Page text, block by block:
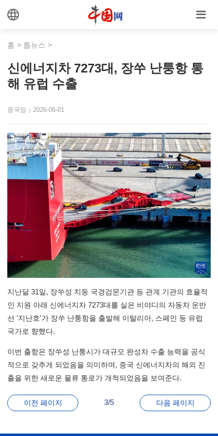
홈 > 톱뉴스 >
신에너지차 7273대, 장쑤 난퉁항 통
해 유럽 수출
중국망 | 2026-06-01
지난달 31일, 장쑤성 치둥 국경검문기관 등 관계 기관의 효율적
인 지원 아래 신에너지차 7273대를 실은 비야디의 자동차 운반
선 '지난호'가 장쑤 난퉁항을 출발해 이탈리아, 스페인 등 유럽
국가로 향했다.
이번 출항은 장쑤성 난퉁시가 대규모 완성차 수출 능력을 공식
적으로 갖추게 되었음을 의미하며, 중국 신에너지차의 해외 진
출을 위한 새로운 물류 통로가 개척되었음을 보여준다.
이전 페이지 3/5 다음 페이지